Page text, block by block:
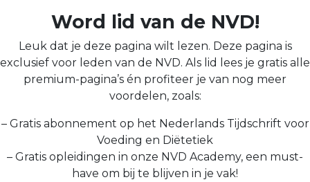
Word lid van de NVD!
Leuk dat je deze pagina wilt lezen. Deze pagina is
exclusief voor leden van de NVD. Als lid lees je gratis alle
premium-pagina’s én profiteer je van nog meer
voordelen, zoals:
– Gratis abonnement op het Nederlands Tijdschrift voor
Voeding en Diëtetiek
– Gratis opleidingen in onze NVD Academy, een must-
have om bij te blijven in je vak!